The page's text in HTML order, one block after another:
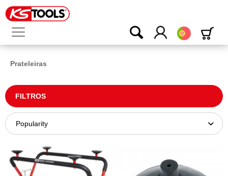
Português
Prateleiras
FILTROS